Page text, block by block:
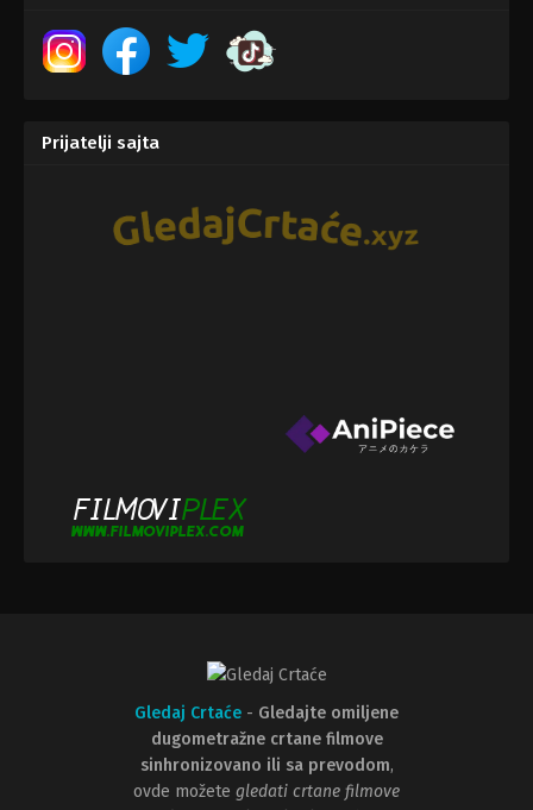
Prijatelji sajta
Gledaj Crtaće - Gledajte omiljene
dugometražne crtane filmove
sinhronizovano ili sa prevodom,
ovde možete gledati crtane filmove